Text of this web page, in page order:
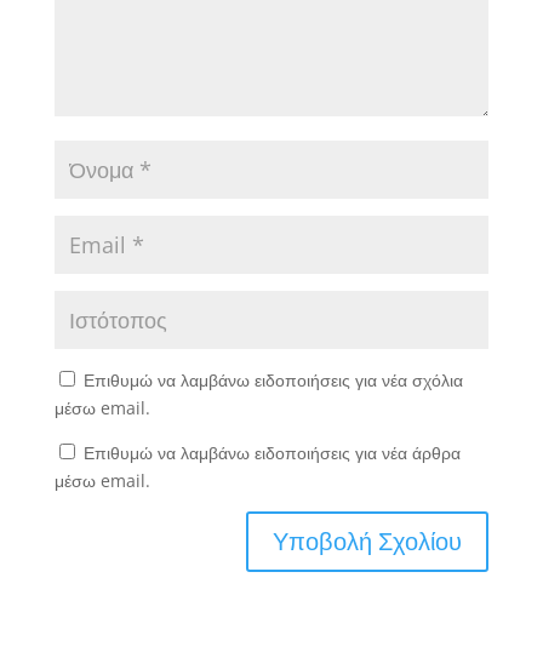
Επιθυμώ να λαμβάνω ειδοποιήσεις για νέα σχόλια
μέσω email.
Επιθυμώ να λαμβάνω ειδοποιήσεις για νέα άρθρα
μέσω email.